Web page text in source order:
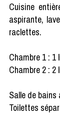
Cuisine
aspirante,
raclettes.
Chambre 1 :
Chambre 2 :
Salle de
Toilettes